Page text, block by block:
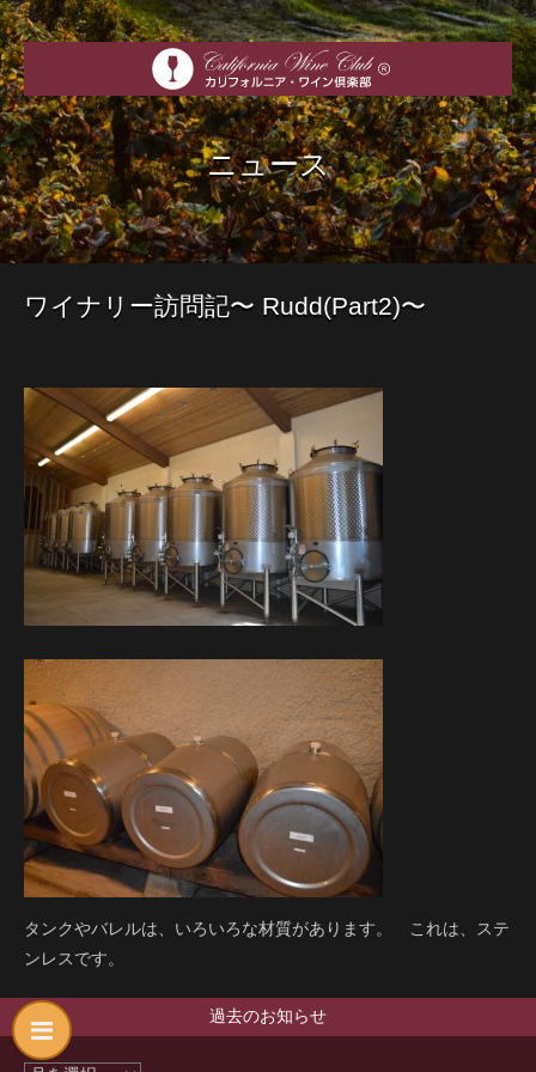
ニュース
ワイナリー訪問記〜 Rudd(Part2)〜
タンクやバレルは、いろいろな材質があります。 これは、ステ
ンレスです。
過去のお知らせ